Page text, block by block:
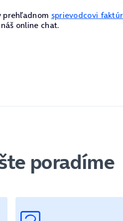
prehľadnom sprievodcovi
online chat.
poradíme